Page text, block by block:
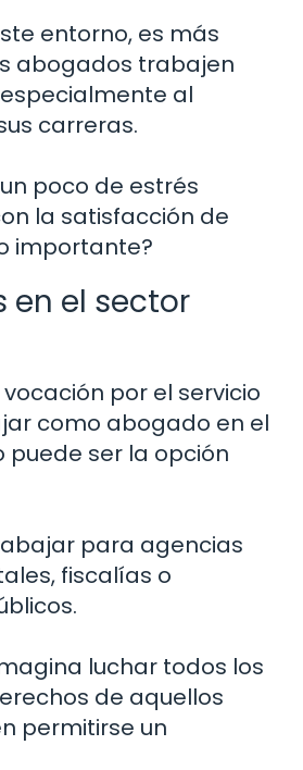
entorno, es más
abogados trabajen
al
carreras.
poco de estrés
la satisfacción de
importante?
en el sector
por el servicio
como abogado en el
puede ser la opción
para agencias
fiscalías o
luchar todos los
de aquellos
permitirse un